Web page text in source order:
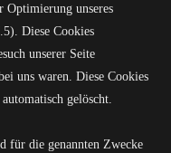
Optimierung unseres
Diese Cookies
unserer Seite
uns waren. Diese Cookies
gelöscht.
für die genannten Zwecke